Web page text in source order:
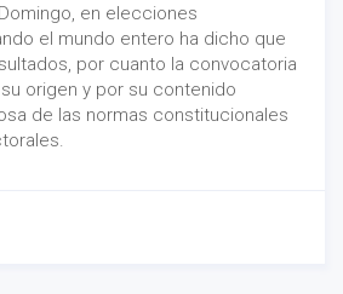
en elecciones
el mundo entero ha dicho que
por cuanto la convocatoria
origen y por su contenido
de las normas constitucionales